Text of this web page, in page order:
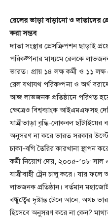
রেলের ভাড়া বাড়ানো ও দাতাদের
করা সম্ভব
দাতা সংস্থার প্রেসক্রিপশন ছাড়াই
পরিকল্পনার মাধ্যমে রেলকে
ভারত। প্রায় ১৪ লক্ষ কর্মী ও ১১
রেল যথাযথ পরিকল্পনা ও অর্থ
আজ লাভজনক প্রতিষ্ঠানে পরিণত
ক্ষেত্রেও বিশ্বব্যাংক আইএমএফসহ
যাত্রীভাড়া বৃদ্ধি-লোকবল ছাঁটাইয়ের
অনুসরণ না করে ভারত সরকার উল্টো
চাকা-বগি তৈরির কারখানা স্থাপন
কর্মী নিয়োগ দেয়, ২০০৫-’০৮ সাল
যাত্রীবাহী ট্রেন চালু করে। যার
লাভজনক প্রতিষ্ঠান। বর্তমান
বন্ধুত্বের দৃষ্টান্ত টেনে আনে, অথচ
হিসেবে অনুসরণ করে না কেন?